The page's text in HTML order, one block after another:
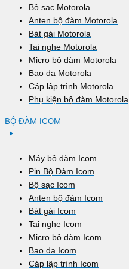
Bộ sạc Motorola
Anten bộ đàm Motorola
Bát gài Motorola
Tai nghe Motorola
Micro bộ đàm Motorola
Bao da Motorola
Cáp lập trình Motorola
Phụ kiện bộ đàm Motorola
BỘ ĐÀM ICOM
Máy bộ đàm Icom
Pin Bộ Đàm Icom
Bộ sạc Icom
Anten bộ đàm Icom
Bát gài Icom
Tai nghe Icom
Micro bộ đàm Icom
Bao da Icom
Cáp lập trình Icom